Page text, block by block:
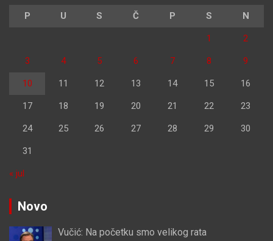
P U S Č P S N
1 2
3 4 5 6 7 8 9
10 11 12 13 14 15 16
17 18 19 20 21 22 23
24 25 26 27 28 29 30
31
« jul
Novo
Vučić: Na početku smo velikog rata